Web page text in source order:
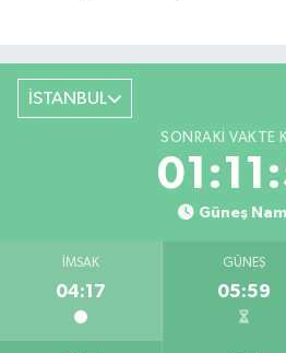
İSTANBUL
SONRAKI VAKTE
Güneş
İMSAK
04:17
GÜNEŞ
05:59